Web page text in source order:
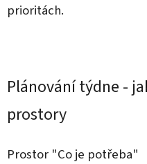
prioritách.
Plánování týdne -
prostory
Prostor "Co je potřeba"